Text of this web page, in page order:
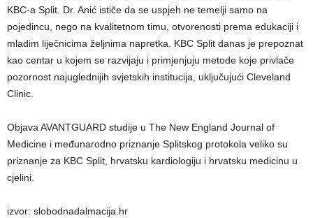
KBC-a Split. Dr. Anić ističe da se uspjeh ne temelji samo na
pojedincu, nego na kvalitetnom timu, otvorenosti prema edukaciji i
mladim liječnicima željnima napretka. KBC Split danas je prepoznat
kao centar u kojem se razvijaju i primjenjuju metode koje privlače
pozornost najuglednijih svjetskih institucija, uključujući Cleveland
Clinic.
Objava AVANTGUARD studije u The New England Journal of
Medicine i međunarodno priznanje Splitskog protokola veliko su
priznanje za KBC Split, hrvatsku kardiologiju i hrvatsku medicinu u
cjelini.
izvor: slobodnadalmacija.hr